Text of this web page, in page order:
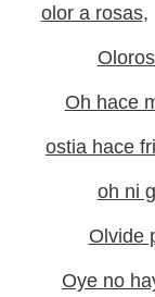
olor a rosas
Oh hace
ostia hace
oh ni
Olvide
Oye no